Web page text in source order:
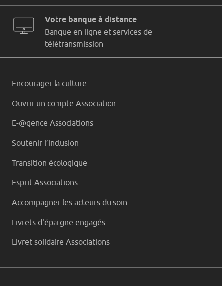
Votre banque à distance
Banque en ligne et services de
télétransmission
Encourager la culture
Ouvrir un compte Association
E-@gence Associations
Soutenir l’inclusion
Transition écologique
Esprit Associations
Accompagner les acteurs du soin
Livrets d'épargne engagés
Livret solidaire Associations